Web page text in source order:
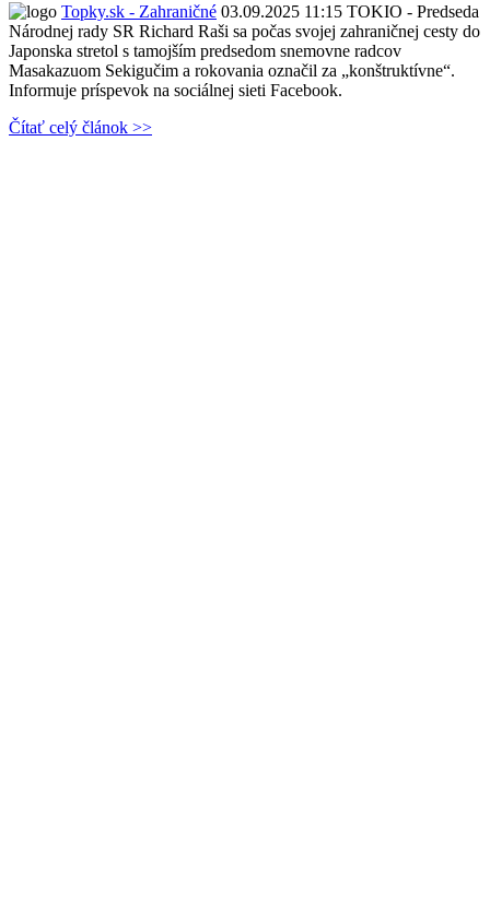
Topky.sk - Zahraničné 03.09.2025 11:15 TOKIO - Predseda
Národnej rady SR Richard Raši sa počas svojej zahraničnej cesty do
Japonska stretol s tamojším predsedom snemovne radcov
Masakazuom Sekigučim a rokovania označil za „konštruktívne“.
Informuje príspevok na sociálnej sieti Facebook.
Čítať celý článok >>